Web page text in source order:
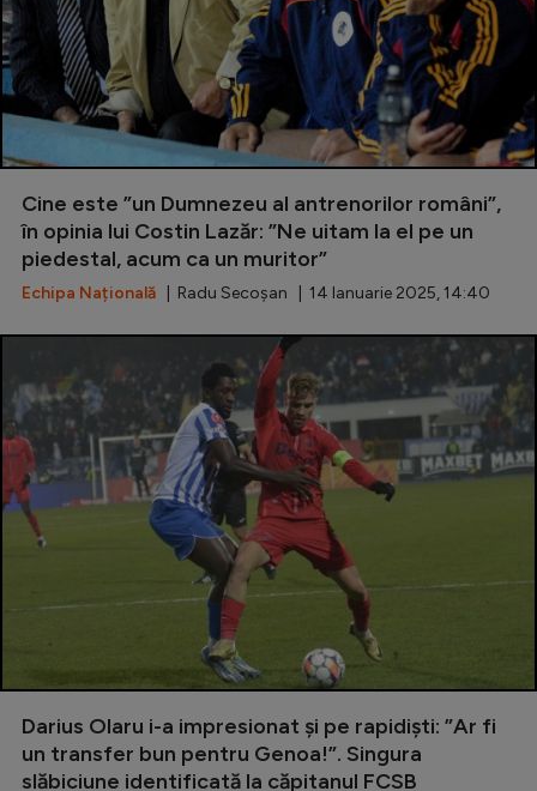
Cine este ”un Dumnezeu al antrenorilor români”,
în opinia lui Costin Lazăr: ”Ne uitam la el pe un
piedestal, acum ca un muritor”
Echipa Națională | Radu Secoșan | 14 Ianuarie 2025, 14:40
Darius Olaru i-a impresionat și pe rapidiști: ”Ar fi
un transfer bun pentru Genoa!”. Singura
slăbiciune identificată la căpitanul FCSB